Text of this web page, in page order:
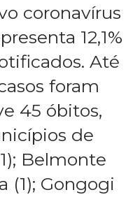
coronavírus
12,1%
Até
foram
45 óbitos,
de
Belmonte
(1); Gongogi